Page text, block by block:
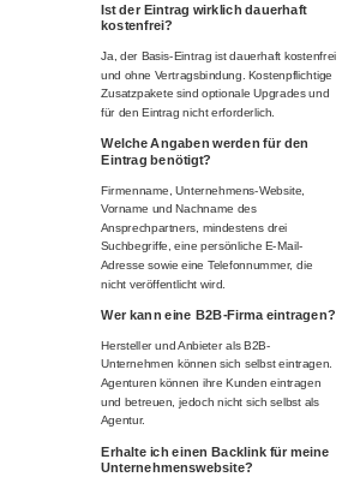
Ist der Eintrag wirklich dauerhaft
kostenfrei?
Ja, der Basis-Eintrag ist dauerhaft kostenfrei
und ohne Vertragsbindung. Kostenpflichtige
Zusatzpakete sind optionale Upgrades und
für den Eintrag nicht erforderlich.
Welche Angaben werden für den
Eintrag benötigt?
Firmenname, Unternehmens-Website,
Vorname und Nachname des
Ansprechpartners, mindestens drei
Suchbegriffe, eine persönliche E-Mail-
Adresse sowie eine Telefonnummer, die
nicht veröffentlicht wird.
Wer kann eine B2B-Firma eintragen?
Hersteller und Anbieter als B2B-
Unternehmen können sich selbst eintragen.
Agenturen können ihre Kunden eintragen
und betreuen, jedoch nicht sich selbst als
Agentur.
Erhalte ich einen Backlink für meine
Unternehmenswebsite?